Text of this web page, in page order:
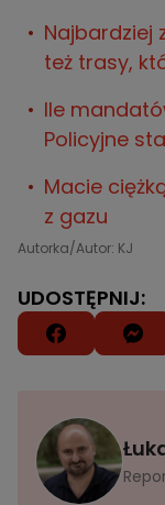
Najbardziej
też trasy,
Ile
Policyjne
Macie
z gazu
Autorka/Autor: KJ
UDOSTĘPNIJ: